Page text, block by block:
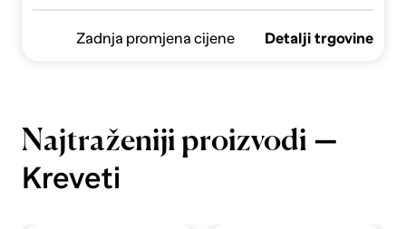
Zadnja promjena cijene Detalji trgovine
Najtraženiji proizvodi —
Kreveti